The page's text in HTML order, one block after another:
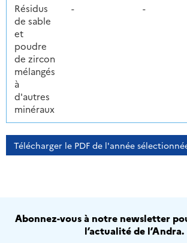
Résidus
de sable
et
poudre
de zircon
mélangés
à
d'autres
minéraux
- -
Télécharger le PDF de l'année
Abonnez-vous à notre newsletter
l’actualité de l’Andra.